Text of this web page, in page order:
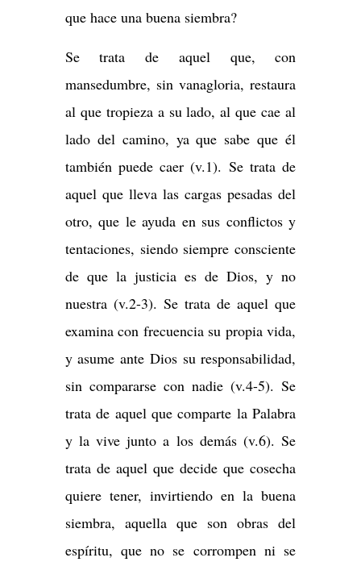
que hace una buena siembra?
Se trata de aquel que, con
mansedumbre, sin vanagloria, restaura
al que tropieza a su lado, al que cae al
lado del camino, ya que sabe que él
también puede caer (v.1). Se trata de
aquel que lleva las cargas pesadas del
otro, que le ayuda en sus conflictos y
tentaciones, siendo siempre consciente
de que la justicia es de Dios, y no
nuestra (v.2-3). Se trata de aquel que
examina con frecuencia su propia vida,
y asume ante Dios su responsabilidad,
sin compararse con nadie (v.4-5). Se
trata de aquel que comparte la Palabra
y la vive junto a los demás (v.6). Se
trata de aquel que decide que cosecha
quiere tener, invirtiendo en la buena
siembra, aquella que son obras del
espíritu, que no se corrompen ni se